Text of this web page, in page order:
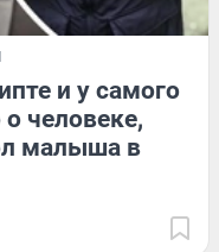
и у самого
человеке,
малыша в